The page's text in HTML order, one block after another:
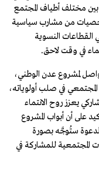
مختلف أطياف المجتمع
من مشارب سياسية
القطاعات النسوية
في وقت لاحق.
لمشروع عدن الوطني،
في صلب أولوياته،
يعزز روح الانتماء
على أن أبواب المشروع
ستُوجَّه بصورة
للمشاركة في